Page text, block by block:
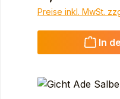
Preise inkl. MwSt.
In